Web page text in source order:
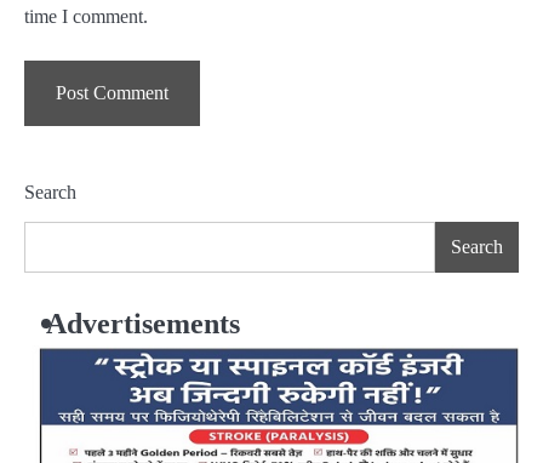
time I comment.
Search
Search
Advertisements